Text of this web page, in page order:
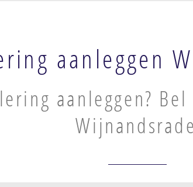
aanleggen
aanleggen?
Wijnandsrade